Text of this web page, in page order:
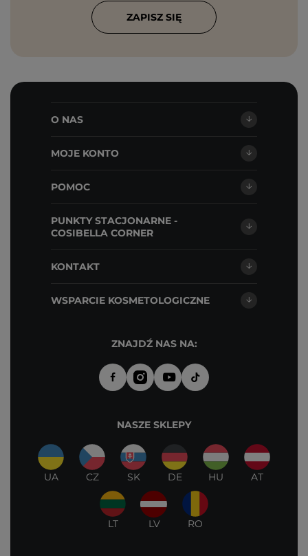
ZAPISZ SIĘ
O NAS
MOJE KONTO
POMOC
PUNKTY STACJONARNE -
COSIBELLA CORNER
KONTAKT
WSPARCIE KOSMETOLOGICZNE
ZNAJDŹ NAS NA:
NASZE SKLEPY
UA CZ SK DE HU AT
LT LV RO